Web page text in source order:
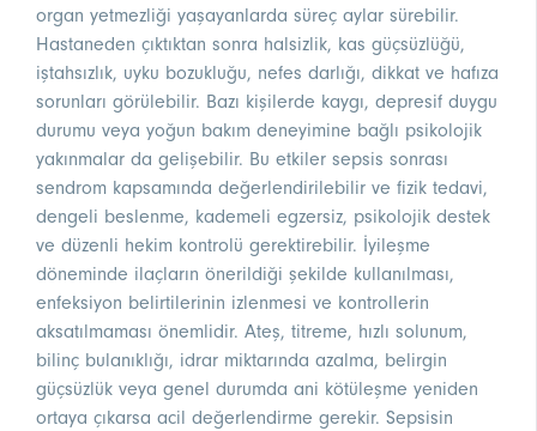
organ yetmezliği yaşayanlarda süreç aylar sürebilir.
Hastaneden çıktıktan sonra halsizlik, kas güçsüzlüğü,
iştahsızlık, uyku bozukluğu, nefes darlığı, dikkat ve hafıza
sorunları görülebilir. Bazı kişilerde kaygı, depresif duygu
durumu veya yoğun bakım deneyimine bağlı psikolojik
yakınmalar da gelişebilir. Bu etkiler sepsis sonrası
sendrom kapsamında değerlendirilebilir ve fizik tedavi,
dengeli beslenme, kademeli egzersiz, psikolojik destek
ve düzenli hekim kontrolü gerektirebilir. İyileşme
döneminde ilaçların önerildiği şekilde kullanılması,
enfeksiyon belirtilerinin izlenmesi ve kontrollerin
aksatılmaması önemlidir. Ateş, titreme, hızlı solunum,
bilinç bulanıklığı, idrar miktarında azalma, belirgin
güçsüzlük veya genel durumda ani kötüleşme yeniden
ortaya çıkarsa acil değerlendirme gerekir. Sepsisin